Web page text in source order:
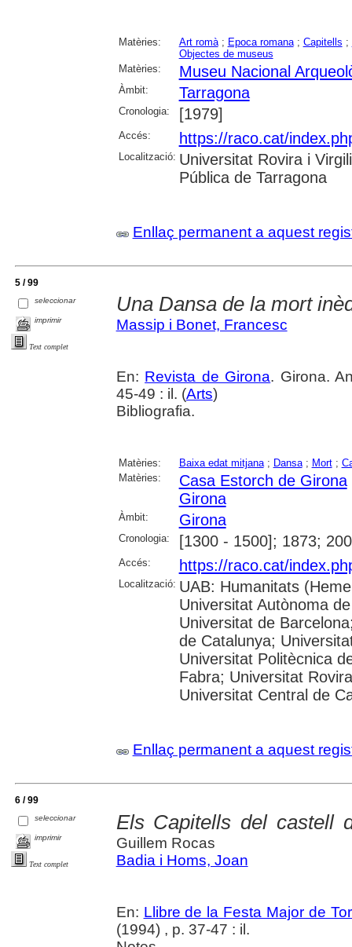
Matèries: Art romà; Epoca romana; Capitells ;
Objectes de museus
Matèries:
Museu Nacional
Àmbit: Tarragona
Cronologia: [1979]
Accés: https://raco.cat/
Localització: Universitat Rovira i
Pública de Tarragona
Enllaç permanent a aquest
5 / 99
seleccionar
imprimir
Text complet
Una Dansa de la mort
Massip i Bonet, Francesc
En: Revista de Girona. Girona.
45-49 : il. (Arts)
Bibliografia.
Matèries: Baixa edat mitjana; Dansa; Mort;
Matèries:
Casa Estorch de Girona
Girona
Àmbit: Girona
Cronologia: [1300 - 1500]; 1873;
Accés: https://raco.cat/
Localització: UAB: Humanitats
Universitat Autònoma
Universitat de
de Catalunya;
Universitat Politècnica
Fabra; Universitat
Universitat Central de
Enllaç permanent a aquest
6 / 99
seleccionar
imprimir
Text complet
Els Capitells del castell
Guillem Rocas
Badia i Homs, Joan
En: Llibre de la Festa Major de
(1994) , p. 37-47 : il.